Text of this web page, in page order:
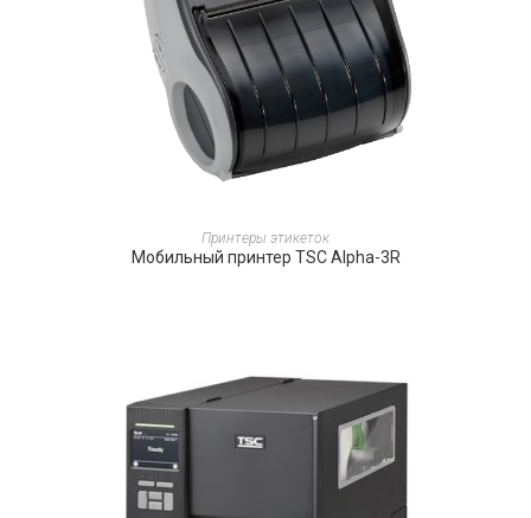
ПОДРОБНЕЕ
Принтеры этикеток
Мобильный принтер TSC Alpha-3R